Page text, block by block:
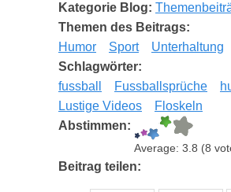
Kategorie Blog:
Themen des Beitrags:
Humor
Sport
Unterhaltung
Schlagwörter:
fussball
Fussballsprüche
Lustige Videos
Floskeln
Abstimmen:
Average: 3.8 (8
Beitrag teilen: